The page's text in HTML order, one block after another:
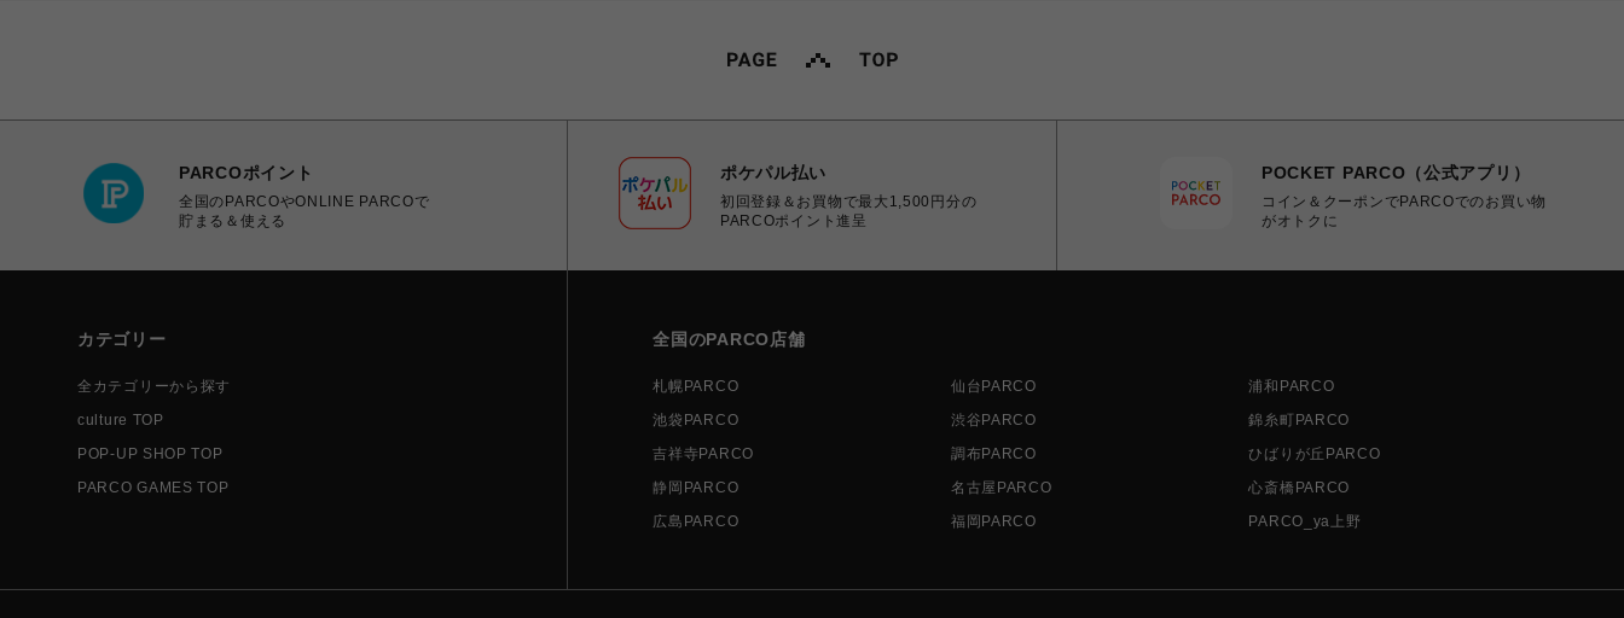
PARCOポイント
全国のPARCOやONLINE PARCOで
貯まる＆使える
ポケパル払い
初回登録＆お買物で最大1,500円分の
PARCOポイント進呈
POCKET PARCO（公式アプリ）
コイン＆クーポンでPARCOでのお買い物
がオトクに
カテゴリー
全カテゴリーから探す
culture TOP
POP-UP SHOP TOP
PARCO GAMES TOP
全国のPARCO店舗
札幌PARCO 仙台PARCO
浦和PARCO
池袋PARCO
渋谷PARCO
錦糸町PARCO
吉祥寺PARCO
調布PARCO
ひばりが丘PARCO
静岡PARCO
名古屋PARCO
心斎橋PARCO
広島PARCO
福岡PARCO PARCO_ya上野